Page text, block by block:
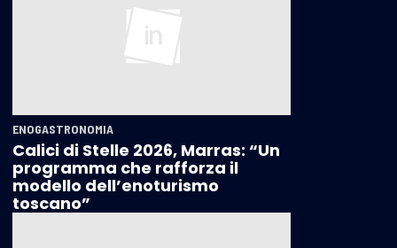
ENOGASTRONOMIA
Calici di Stelle 2026, Marras: “Un
programma che rafforza il
modello dell’enoturismo
toscano”